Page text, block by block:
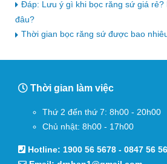
Đáp: Lưu ý gì khi bọc răng sứ giá rẻ?
đâu?
Thời gian bọc răng sứ được bao
Thời gian làm việc
Thứ 2 đến thứ 7: 8h00 - 20h00
Chủ nhật: 8h00 - 17h00
Hotline: 1900 56 5678 - 0847 56